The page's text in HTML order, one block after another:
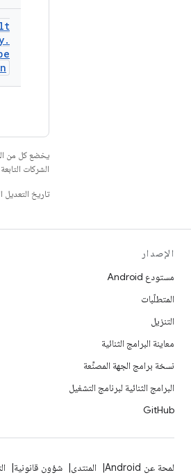
.
يخضع كل من
الشركات التابعة
تاريخ التعديل الأخير: 2026-06-22 (حسب التوقيت
الإصدار
مستودع Android
المتطلّبات
التنزيل
معاينة البرامج الثنائية
نسخة برامج الجهة المصنِّعة
البرامج الثنائية لبرنامج التشغيل
GitHub
لمحة عن Android المنتدى شؤون قانونية